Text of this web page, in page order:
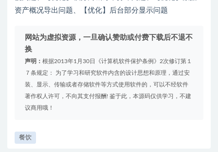
资产概况导出问题、【优化】后台部分显示问题
网站为虚拟资源，一旦确认赞助或付费下载后不退不
换
声明： 根据2013年1月30日《计算机软件保护条例》2次修订第１
７条规定： 为了学习和研究软件内含的设计思想和原理，通过安
装、显示、传输或者存储软件等方式使用软件的，可以不经软件
著作权人许可，不向其支付报酬! 鉴于此，本源码仅供学习，不建
议商用哦！
餐饮